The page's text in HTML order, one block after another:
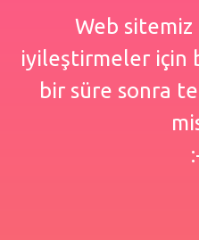
Web
iyileştirmeler için
bir süre sonra